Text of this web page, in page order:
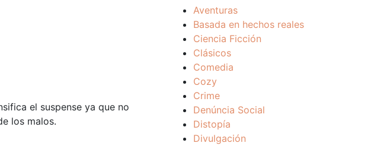
el suspense ya que no
los malos.
Aventuras
Basada en hechos reales
Ciencia Ficción
Clásicos
Comedia
Cozy
Crime
Denúncia Social
Distopía
Divulgación